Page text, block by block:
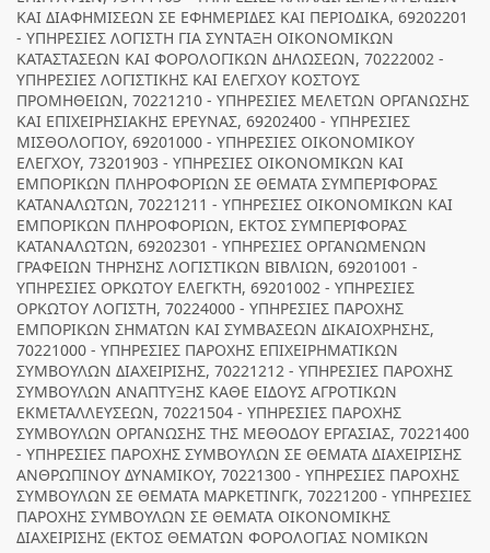
ΚΑΙ ΔΙΑΦΗΜΙΣΕΩΝ ΣΕ ΕΦΗΜΕΡΙΔΕΣ ΚΑΙ ΠΕΡΙΟΔΙΚΑ, 69202201
- ΥΠΗΡΕΣΙΕΣ ΛΟΓΙΣΤΗ ΓΙΑ ΣΥΝΤΑΞΗ ΟΙΚΟΝΟΜΙΚΩΝ
ΚΑΤΑΣΤΑΣΕΩΝ ΚΑΙ ΦΟΡΟΛΟΓΙΚΩΝ ΔΗΛΩΣΕΩΝ, 70222002 -
ΥΠΗΡΕΣΙΕΣ ΛΟΓΙΣΤΙΚΗΣ ΚΑΙ ΕΛΕΓΧΟΥ ΚΟΣΤΟΥΣ
ΠΡΟΜΗΘΕΙΩΝ, 70221210 - ΥΠΗΡΕΣΙΕΣ ΜΕΛΕΤΩΝ ΟΡΓΑΝΩΣΗΣ
ΚΑΙ ΕΠΙΧΕΙΡΗΣΙΑΚΗΣ ΕΡΕΥΝΑΣ, 69202400 - ΥΠΗΡΕΣΙΕΣ
ΜΙΣΘΟΛΟΓΙΟΥ, 69201000 - ΥΠΗΡΕΣΙΕΣ ΟΙΚΟΝΟΜΙΚΟΥ
ΕΛΕΓΧΟΥ, 73201903 - ΥΠΗΡΕΣΙΕΣ ΟΙΚΟΝΟΜΙΚΩΝ ΚΑΙ
ΕΜΠΟΡΙΚΩΝ ΠΛΗΡΟΦΟΡΙΩΝ ΣΕ ΘΕΜΑΤΑ ΣΥΜΠΕΡΙΦΟΡΑΣ
ΚΑΤΑΝΑΛΩΤΩΝ, 70221211 - ΥΠΗΡΕΣΙΕΣ ΟΙΚΟΝΟΜΙΚΩΝ ΚΑΙ
ΕΜΠΟΡΙΚΩΝ ΠΛΗΡΟΦΟΡΙΩΝ, ΕΚΤΟΣ ΣΥΜΠΕΡΙΦΟΡΑΣ
ΚΑΤΑΝΑΛΩΤΩΝ, 69202301 - ΥΠΗΡΕΣΙΕΣ ΟΡΓΑΝΩΜΕΝΩΝ
ΓΡΑΦΕΙΩΝ ΤΗΡΗΣΗΣ ΛΟΓΙΣΤΙΚΩΝ ΒΙΒΛΙΩΝ, 69201001 -
ΥΠΗΡΕΣΙΕΣ ΟΡΚΩΤΟΥ ΕΛΕΓΚΤΗ, 69201002 - ΥΠΗΡΕΣΙΕΣ
ΟΡΚΩΤΟΥ ΛΟΓΙΣΤΗ, 70224000 - ΥΠΗΡΕΣΙΕΣ ΠΑΡΟΧΗΣ
ΕΜΠΟΡΙΚΩΝ ΣΗΜΑΤΩΝ ΚΑΙ ΣΥΜΒΑΣΕΩΝ ΔΙΚΑΙΟΧΡΗΣΗΣ,
70221000 - ΥΠΗΡΕΣΙΕΣ ΠΑΡΟΧΗΣ ΕΠΙΧΕΙΡΗΜΑΤΙΚΩΝ
ΣΥΜΒΟΥΛΩΝ ΔΙΑΧΕΙΡΙΣΗΣ, 70221212 - ΥΠΗΡΕΣΙΕΣ ΠΑΡΟΧΗΣ
ΣΥΜΒΟΥΛΩΝ ΑΝΑΠΤΥΞΗΣ ΚΑΘΕ ΕΙΔΟΥΣ ΑΓΡΟΤΙΚΩΝ
ΕΚΜΕΤΑΛΛΕΥΣΕΩΝ, 70221504 - ΥΠΗΡΕΣΙΕΣ ΠΑΡΟΧΗΣ
ΣΥΜΒΟΥΛΩΝ ΟΡΓΑΝΩΣΗΣ ΤΗΣ ΜΕΘΟΔΟΥ ΕΡΓΑΣΙΑΣ, 70221400
- ΥΠΗΡΕΣΙΕΣ ΠΑΡΟΧΗΣ ΣΥΜΒΟΥΛΩΝ ΣΕ ΘΕΜΑΤΑ ΔΙΑΧΕΙΡΙΣΗΣ
ΑΝΘΡΩΠΙΝΟΥ ΔΥΝΑΜΙΚΟΥ, 70221300 - ΥΠΗΡΕΣΙΕΣ ΠΑΡΟΧΗΣ
ΣΥΜΒΟΥΛΩΝ ΣΕ ΘΕΜΑΤΑ ΜΑΡΚΕΤΙΝΓΚ, 70221200 - ΥΠΗΡΕΣΙΕΣ
ΠΑΡΟΧΗΣ ΣΥΜΒΟΥΛΩΝ ΣΕ ΘΕΜΑΤΑ ΟΙΚΟΝΟΜΙΚΗΣ
ΔΙΑΧΕΙΡΙΣΗΣ (ΕΚΤΟΣ ΘΕΜΑΤΩΝ ΦΟΡΟΛΟΓΙΑΣ ΝΟΜΙΚΩΝ